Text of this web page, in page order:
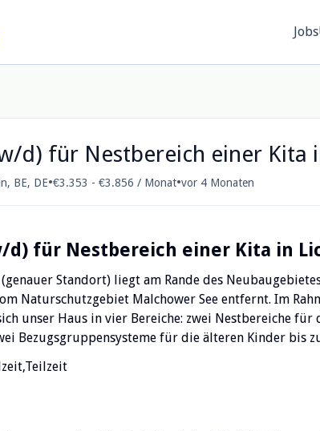
Jobs
d) für Nestbereich einer Kita
BE, DE•€3.353 - €3.856 / Monat•vor 4 Monaten
d) für Nestbereich einer Kita in
Standort) liegt am Rande des
Naturschutzgebiet Malchower See entfernt. Im
unser Haus in vier Bereiche: zwei Nestbereiche für
Bezugsgruppensysteme für die älteren Kinder bis